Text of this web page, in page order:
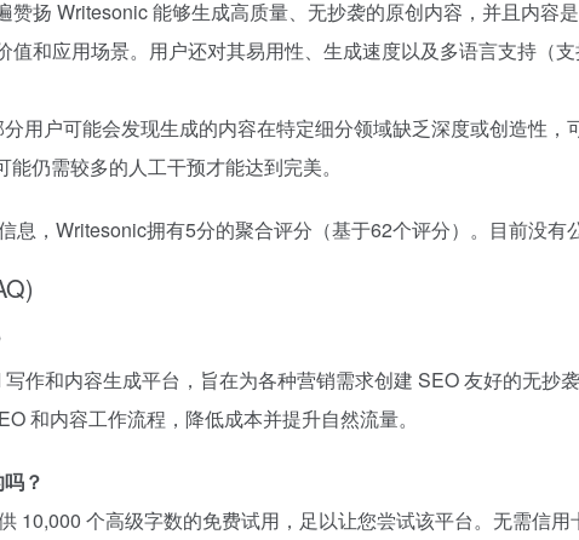
赞扬 Writesonic 能够生成高质量、无抄袭的原创内容，并且内
值和应用场景。用户还对其易用性、生成速度以及多语言支持（
分用户可能会发现生成的内容在特定细分领域缺乏深度或创造性
仍需较多的人工干预才能达到完美。
息，Writesonic拥有5分的聚合评分（基于62个评分）。目前没有
作和内容生成平台，旨在为各种营销需求创建 SEO 友好的无
和内容工作流程，降低成本并提升自然流量。
？
10,000 个高级字数的免费试用，足以让您尝试该平台。无需信